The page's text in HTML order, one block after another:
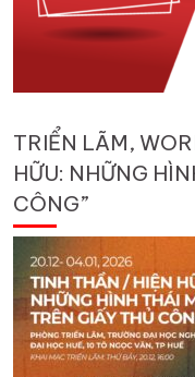
TRIỂN LÃM,
HỮU: NHỮNG
CÔNG”